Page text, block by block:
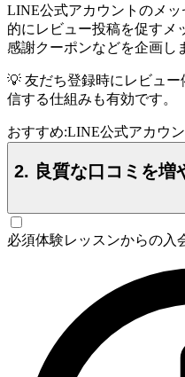
LINE公式アカウントのメ
的にレビュー投稿を促すメ
感謝クーポンなどを企画し
💡 友だち登録時にレビュ
信する仕組みも有効です。
おすすめ:LINE公式アカウン
2. 良質な口コミを増
必須体験レッスンからの入